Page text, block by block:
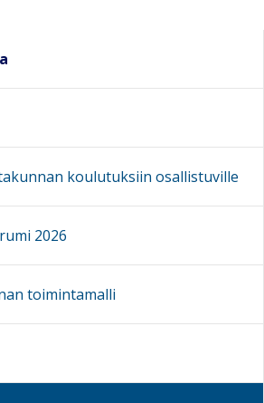
koulutuksiin osallistuville
2026
toimintamalli